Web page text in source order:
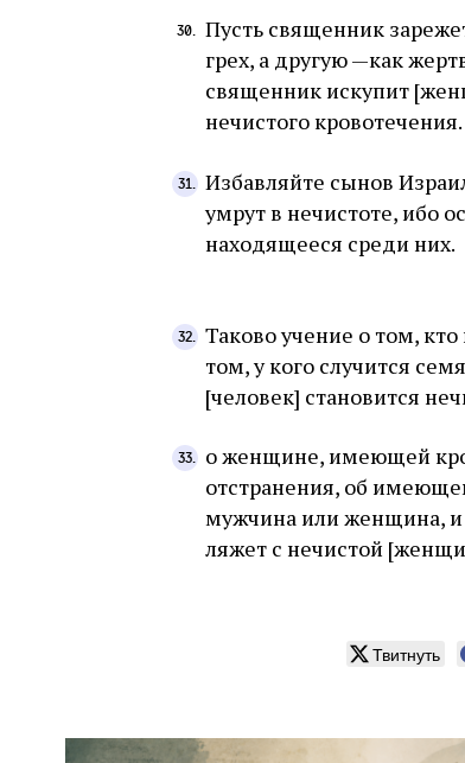
Пусть священник
грех, а другую —как
священник искупит
нечистого кровотечения.
Избавляйте сынов
умрут в нечистоте, ибо
находящееся среди них.
Таково учение о том,
том, у кого случится
[человек] становится
о женщине, имеющей
отстранения, об
мужчина или женщина,
ляжет с нечистой
Твитнуть